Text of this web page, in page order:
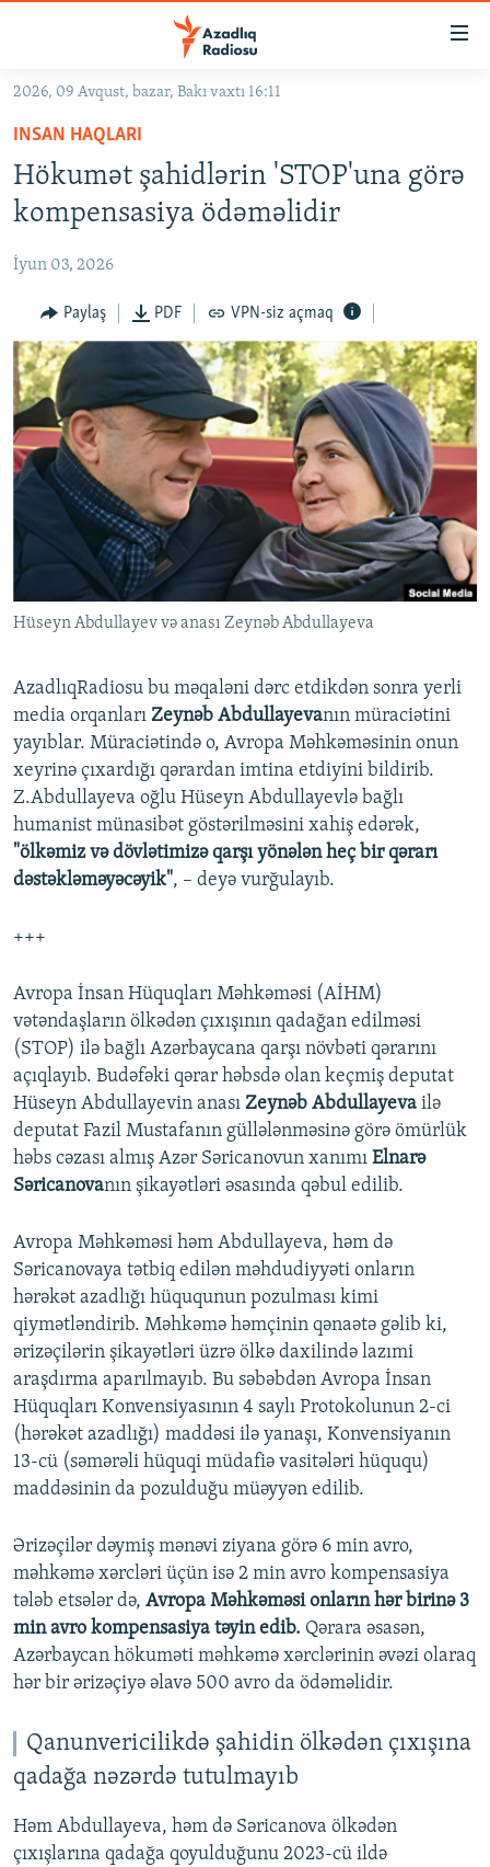
Əsas
qayıt
Əsas
naviqasiyaya
qayıt
Axtarışa
keç
#İZAHLA
KORRUPSIOMETR
#ƏSLINDƏ
FƏRQƏ BAX
QANUNI DOĞRU
ARAŞDIRMA
MULTIMEDIA
VIDEO
FOTOQALEREYA
İNFOQRAFIKA
KARIKATURA
RADIO ARXIV
OXU ZALI
AZƏRBAYCAN ƏDƏBIYYATI KITABXANASI
İSLAM VƏ DEMOKRATIYA
İZ - MƏDƏNIYYƏT PROQRAMI
HAQQIMIZDA
MISSIYAMIZ
PEŞƏ ETIKASI VƏ JURNALISTIKA STANDARTLARIMIZ
MATERIALLARIMIZDAN ISTIFADƏ
AZADLIQRADIOSU MOBIL TELEFONUNUZDA
XƏBƏR BÜLLETENLƏRIMIZ
BIZI IZLƏ
RFE/RL-in bütün saytları
2026, 09 Avqust, bazar, Bakı vaxtı 16:11
INSAN HAQLARI
Hökumət şahidlərin 'STOP'una görə
kompensasiya ödəməlidir
İyun 03, 2026
Paylaş PDF VPN-siz açmaq
Hüseyn Abdullayev və anası Zeynəb Abdullayeva
AzadlıqRadiosu bu məqaləni dərc etdikdən sonra yerli
media orqanları Zeynəb Abdullayevanın müraciətini
yayıblar. Müraciətində o, Avropa Məhkəməsinin onun
xeyrinə çıxardığı qərardan imtina etdiyini bildirib.
Z.Abdullayeva oğlu Hüseyn Abdullayevlə bağlı
humanist münasibət göstərilməsini xahiş edərək,
"ölkəmiz və dövlətimizə qarşı yönələn heç bir qərarı
dəstəkləməyəcəyik", – deyə vurğulayıb.
+++
Avropa İnsan Hüquqları Məhkəməsi (AİHM)
vətəndaşların ölkədən çıxışının qadağan edilməsi
(STOP) ilə bağlı Azərbaycana qarşı növbəti qərarını
açıqlayıb. Budəfəki qərar həbsdə olan keçmiş deputat
Hüseyn Abdullayevin anası Zeynəb Abdullayeva ilə
deputat Fazil Mustafanın güllələnməsinə görə ömürlük
həbs cəzası almış Azər Səricanovun xanımı Elnarə
Səricanovanın şikayətləri əsasında qəbul edilib.
Avropa Məhkəməsi həm Abdullayeva, həm də
Səricanovaya tətbiq edilən məhdudiyyəti onların
hərəkət azadlığı hüququnun pozulması kimi
qiymətləndirib. Məhkəmə həmçinin qənaətə gəlib ki,
ərizəçilərin şikayətləri üzrə ölkə daxilində lazımi
araşdırma aparılmayıb. Bu səbəbdən Avropa İnsan
Hüquqları Konvensiyasının 4 saylı Protokolunun 2-ci
(hərəkət azadlığı) maddəsi ilə yanaşı, Konvensiyanın
13-cü (səmərəli hüquqi müdafiə vasitələri hüququ)
maddəsinin da pozulduğu müəyyən edilib.
Ərizəçilər dəymiş mənəvi ziyana görə 6 min avro,
məhkəmə xərcləri üçün isə 2 min avro kompensasiya
tələb etsələr də, Avropa Məhkəməsi onların hər birinə 3
min avro kompensasiya təyin edib. Qərara əsasən,
Azərbaycan hökuməti məhkəmə xərclərinin əvəzi olaraq
hər bir ərizəçiyə əlavə 500 avro da ödəməlidir.
Qanunvericilikdə şahidin ölkədən çıxışına
qadağa nəzərdə tutulmayıb
Həm Abdullayeva, həm də Səricanova ölkədən
çıxışlarına qadağa qoyulduğunu 2023-cü ildə